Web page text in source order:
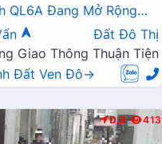
QL6A Đang Mở Rộng
Đất Đô Thị
Giao Thông Thuận Tiện
Đất Ven Đô→
Đ.B 413